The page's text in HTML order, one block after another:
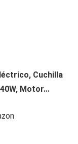
Cuchilla
Motor...